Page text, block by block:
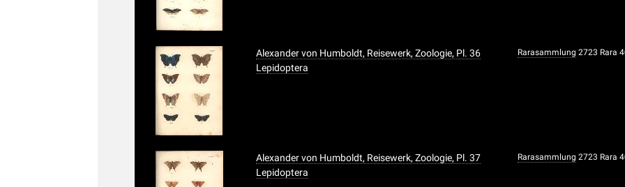
Alexander von Humboldt, Reisewerk, Zoologie, Pl. 36
Lepidoptera
Rarasammlung 2723 Rara
Alexander von Humboldt, Reisewerk, Zoologie, Pl. 37
Lepidoptera
Rarasammlung 2723 Rara